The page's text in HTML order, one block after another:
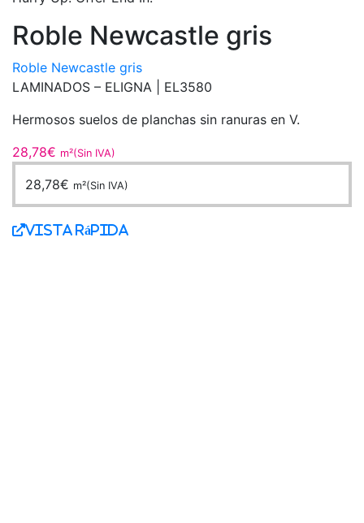
Roble Newcastle gris
Roble Newcastle gris
LAMINADOS – ELIGNA |
EL3580
Hermosos suelos de planchas sin ranuras en V.
28,78€ m²(Sin IVA)
28,78€ m²(Sin IVA)
Vista Rápida